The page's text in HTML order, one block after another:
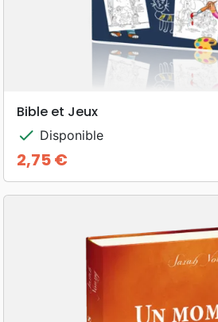
Bible et Jeux
check Disponible
Prix
2,75 €